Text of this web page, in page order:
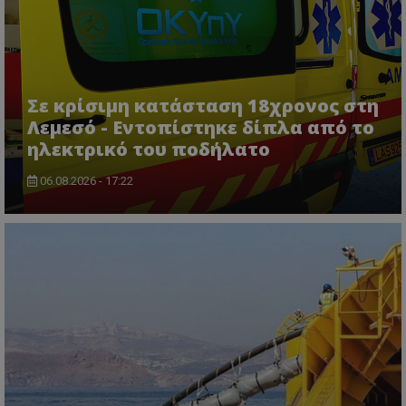
Σε κρίσιμη κατάσταση 18χρονος στη
Λεμεσό - Εντοπίστηκε δίπλα από το
ηλεκτρικό του ποδήλατο
06.08.2026 - 17:22
VISITOR_PRIVACY_METADATA
YouTube
.youtube.com